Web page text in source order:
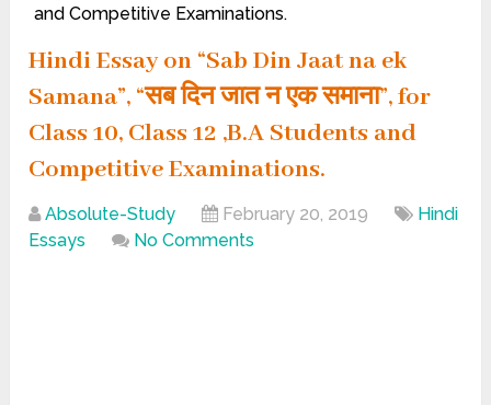
and Competitive Examinations.
Hindi Essay on “Sab Din Jaat na ek
Samana”, “सब दिन जात न एक समाना”, for
Class 10, Class 12 ,B.A Students and
Competitive Examinations.
Absolute-Study February 20, 2019
Hindi
Essays
No Comments